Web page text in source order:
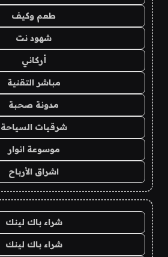
طعم وكيف
شهود نت
أركاني
مباشر التقنية
مدونة صحبة
شرقيات السياحة
موسوعة انوار
اشراق الأرباح
شراء باك لينك
شراء باك لينك